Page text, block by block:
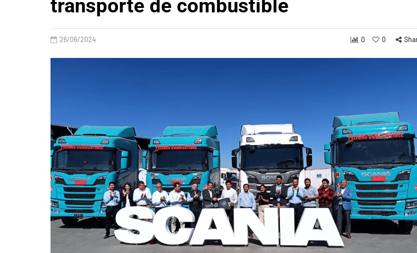
transporte de combustible
26/06/2024 0 0